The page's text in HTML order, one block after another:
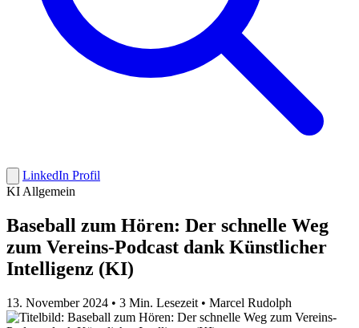
LinkedIn Profil
KI Allgemein
Baseball zum Hören: Der schnelle Weg
zum Vereins-Podcast dank Künstlicher
Intelligenz (KI)
13. November 2024 • 3 Min. Lesezeit • Marcel Rudolph